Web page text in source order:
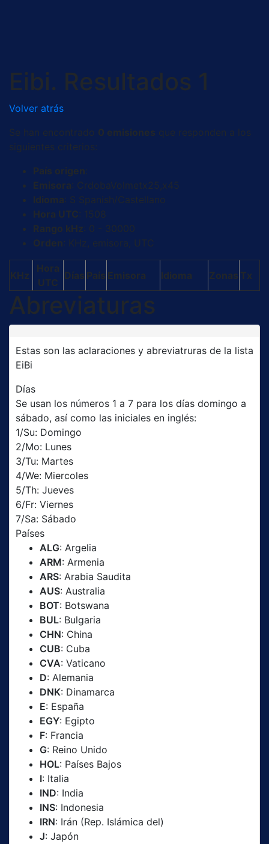
Eibi. Resultados 1
Volver atrás
Se han encontrado 0 emisiones que responden a los
siguientes criterios:
País origen:
Emisora: CrdobaVolmetx25,x45
Idioma: S Spanish/Castellano
Hora UTC: 1508
Rango kHz: 0 - 30000
Orden: KHz, emisora, UTC
KHz
Hora
UTC
Días País Emisora Idioma Zonas Tx
Abreviaturas
Estas son las aclaraciones y abreviatruras de la lista
EiBi
Días
Se usan los números 1 a 7 para los días domingo a
sábado, así como las iniciales en inglés:
1/Su: Domingo
2/Mo: Lunes
3/Tu: Martes
4/We: Miercoles
5/Th: Jueves
6/Fr: Viernes
7/Sa: Sábado
Países
ALG: Argelia
ARM: Armenia
ARS: Arabia Saudita
AUS: Australia
BOT: Botswana
BUL: Bulgaria
CHN: China
CUB: Cuba
CVA: Vaticano
D: Alemania
DNK: Dinamarca
E: España
EGY: Egipto
F: Francia
G: Reino Unido
HOL: Países Bajos
I: Italia
IND: India
INS: Indonesia
IRN: Irán (Rep. Islámica del)
J: Japón